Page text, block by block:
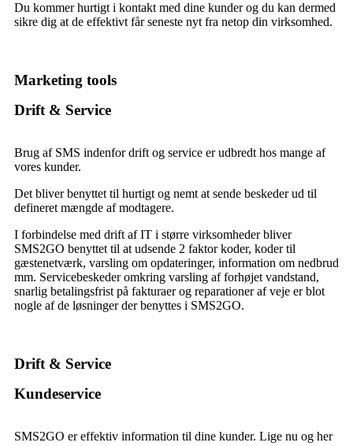
Du kommer hurtigt i kontakt med dine kunder og du kan dermed
sikre dig at de effektivt får seneste nyt fra netop din virksomhed.
Marketing tools
Drift & Service
Drift & Service
Brug af SMS indenfor drift og service er udbredt hos mange af
vores kunder.
Det bliver benyttet til hurtigt og nemt at sende beskeder ud til
defineret mængde af modtagere.
I forbindelse med drift af IT i større virksomheder bliver
SMS2GO benyttet til at udsende 2 faktor koder, koder til
gæstenetværk, varsling om opdateringer, information om nedbrud
mm. Servicebeskeder omkring varsling af forhøjet vandstand,
snarlig betalingsfrist på fakturaer og reparationer af veje er blot
nogle af de løsninger der benyttes i SMS2GO.
Kundeservice
SMS2GO er effektiv information til dine kunder. Lige nu og her